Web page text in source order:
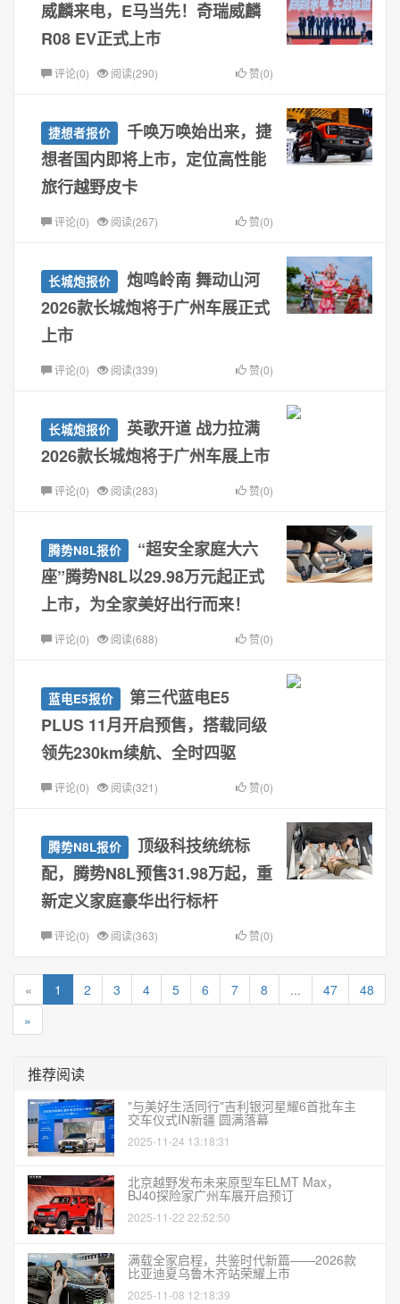
威麟来电，E马当先！奇瑞威麟
R08 EV正式上市
评论(0) 阅读(290) 赞(0)
捷想者报价
千唤万唤始出来，捷
想者国内即将上市，定位高性能
旅行越野皮卡
评论(0) 阅读(267) 赞(0)
长城炮报价
炮鸣岭南 舞动山河
2026款长城炮将于广州车展正式
上市
评论(0) 阅读(339) 赞(0)
长城炮报价
英歌开道 战力拉满
2026款长城炮将于广州车展上市
评论(0) 阅读(283) 赞(0)
腾势N8L报价
“超安全家庭大六
座”腾势N8L以29.98万元起正式
上市，为全家美好出行而来！
评论(0) 阅读(688) 赞(0)
蓝电E5报价
第三代蓝电E5
PLUS 11月开启预售，搭载同级
领先230km续航、全时四驱
评论(0) 阅读(321) 赞(0)
腾势N8L报价
顶级科技统统标
配，腾势N8L预售31.98万起，重
新定义家庭豪华出行标杆
评论(0) 阅读(363) 赞(0)
« 1 2 3 4 5 6 7 8 ... 47
48
»
推荐阅读
"与美好生活同行"吉利银河星耀6首批车主
交车仪式IN新疆 圆满落幕
2025-11-24 13:18:31
北京越野发布未来原型车ELMT Max，
BJ40探险家广州车展开启预订
2025-11-22 22:52:50
满载全家启程，共鉴时代新篇——2026款
比亚迪夏乌鲁木齐站荣耀上市
2025-11-08 12:18:39